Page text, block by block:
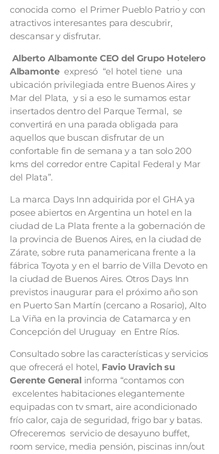
conocida como el Primer Pueblo Patrio y con
atractivos interesantes para descubrir,
descansar y disfrutar.
Alberto Albamonte CEO del Grupo Hotelero
Albamonteexpresó “el hotel tiene una
ubicación privilegiada entre Buenos Aires y
Mar del Plata, y si a eso le sumamos estar
insertados dentro del Parque Termal, se
convertirá en una parada obligada para
aquellos que buscan disfrutar de un
confortable fin de semana y a tan solo 200
kms del corredor entre Capital Federal y Mar
del Plata”.
La marca Days Inn adquirida por el GHA ya
posee abiertos en Argentina un hotel en la
ciudad de La Plata frente a la gobernación de
la provincia de Buenos Aires, en la ciudad de
Zárate, sobre ruta panamericana frente a la
fábrica Toyota y en el barrio de Villa Devoto en
la ciudad de Buenos Aires. Otros Days Inn
previstos inaugurar para el próximo año son
en Puerto San Martín (cercano a Rosario), Alto
La Viña en la provincia de Catamarca y en
Concepción del Uruguay en Entre Ríos.
Consultado sobre las características y servicios
que ofrecerá el hotel, Favio Uravich su
Gerente General informa “contamos con
excelentes habitaciones elegantemente
equipadas con tv smart, aire acondicionado
frío calor, caja de seguridad, frigo bar y batas.
Ofreceremos servicio de desayuno buffet,
room service, media pensión, piscinas inn/out